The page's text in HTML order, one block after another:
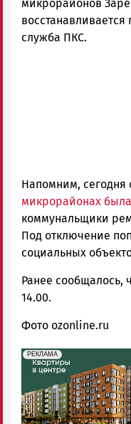
Петрозаводск
ГОВОРИТ
микрорайонов
служба ПКС.
Напомним, сегодня
микрорайонах
коммунальщики
Под отключение
социальных
Ранее сообщалось,
14.00.
Фото ozonline.ru
erid: 2SDnjdeSPnB
РЕКЛАМА
Реклама